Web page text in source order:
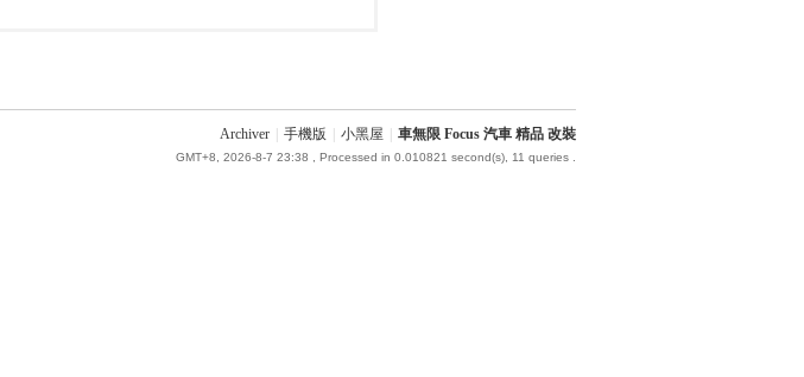
Archiver 手機版 小黑屋 車無限 Focus 汽車 精品 改裝
GMT+8, 2026-8-7 23:38 , Processed in 0.010821 second(s), 11 queries .